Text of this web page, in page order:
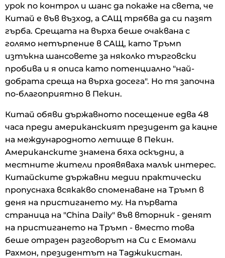
урок по контрол и шанс да покаже на света, че
Китай е във възход, а САЩ трябва да си пазят
гърба. Срещата на върха беше очаквана с
голямо нетърпение в САЩ, като Тръмп
изтъкна шансовете за няколко търговски
пробива и я описа като потенциално "най-
добрата среща на върха досега". Но тя започна
по-благоприятно в Пекин.
Китай обяви държавното посещение едва 48
часа преди американският президент да кацне
на международното летище в Пекин.
Американските знамена бяха оскъдни, а
местните жители проявяваха малък интерес.
Китайските държавни медии практически
пропуснаха всякакво споменаване на Тръмп в
деня на пристигането му. На първата
страница на "China Daily" във вторник - денят
на пристигането на Тръмп - вместо това
беше отразен разговорът на Си с Емомали
Рахмон, президентът на Таджикистан.